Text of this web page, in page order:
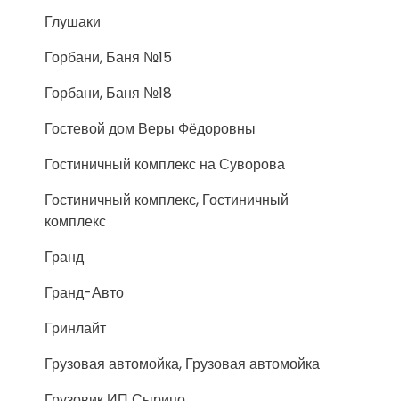
Глушаки
Горбани, Баня №15
Горбани, Баня №18
Гостевой дом Веры Фёдоровны
Гостиничный комплекс на Суворова
Гостиничный комплекс, Гостиничный
комплекс
Гранд
Гранд-Авто
Гринлайт
Грузовая автомойка, Грузовая автомойка